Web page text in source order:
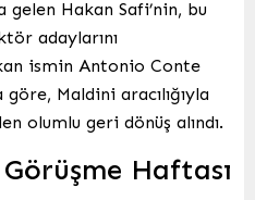
Hakan Safi’nin, bu
adaylarını
ismin Antonio Conte
Maldini aracılığıyla
olumlu geri dönüş alındı.
Haftası